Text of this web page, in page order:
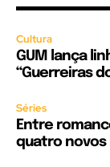
Cultura
GUM lança
“Guerreiras
Séries
Entre
quatro novos